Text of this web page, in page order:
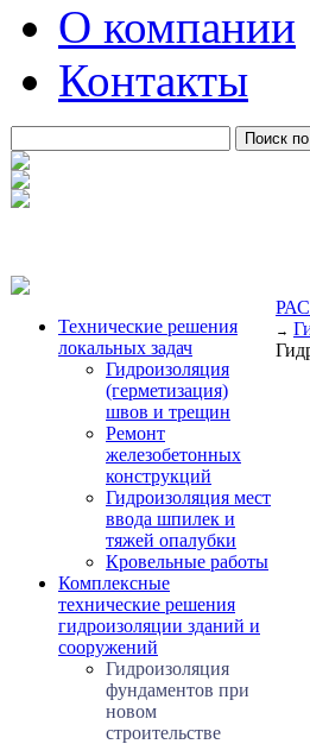
О компании
Контакты
Технические решения
локальных задач
Гидроизоляция
(герметизация)
швов и трещин
Ремонт
железобетонных
конструкций
Гидроизоляция мест
ввода шпилек и
тяжей опалубки
Кровельные работы
Комплексные
технические решения
гидроизоляции зданий и
сооружений
Гидроизоляция
фундаментов при
новом
строительстве
→